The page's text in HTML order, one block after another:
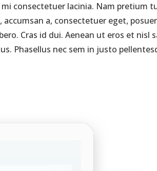
consectetuer lacinia. Nam
a, consectetuer eget,
Cras id dui. Aenean ut eros et
Phasellus nec sem in justo